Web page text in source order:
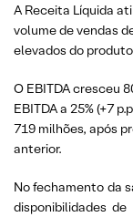
A Receita Líquida
volume de vendas
elevados do
O EBITDA cresceu
EBITDA a 25% (+7
719 milhões, após
anterior.
No fechamento da
disponibilidades